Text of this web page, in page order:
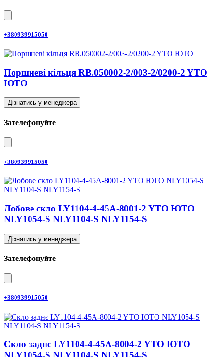
+380939915050
Поршневі кільця RB.050002-2/003-2/0200-2 YTO
ЮТО
Дізнатись у менеджера
Зателефонуйте
+380939915050
Лобове скло LY1104-4-45A-8001-2 YTO ЮТО
NLY1054-S NLY1104-S NLY1154-S
Дізнатись у менеджера
Зателефонуйте
+380939915050
Скло заднє LY1104-4-45A-8004-2 YTO ЮТО